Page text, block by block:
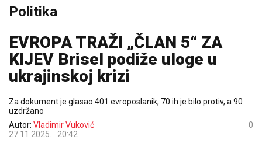
Politika
EVROPA TRAŽI „ČLAN 5“ ZA
KIJEV Brisel podiže uloge u
ukrajinskoj krizi
Za dokument je glasao 401 evroposlanik, 70 ih je bilo protiv, a 90
uzdržano
Autor: Vladimir Vuković
27.11.2025.
20:42
0